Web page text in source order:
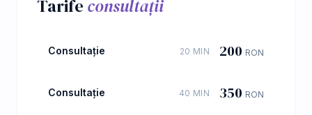
Tarife consultații
Consultație 20 MIN 200 RON
Consultație 40 MIN 350 RON